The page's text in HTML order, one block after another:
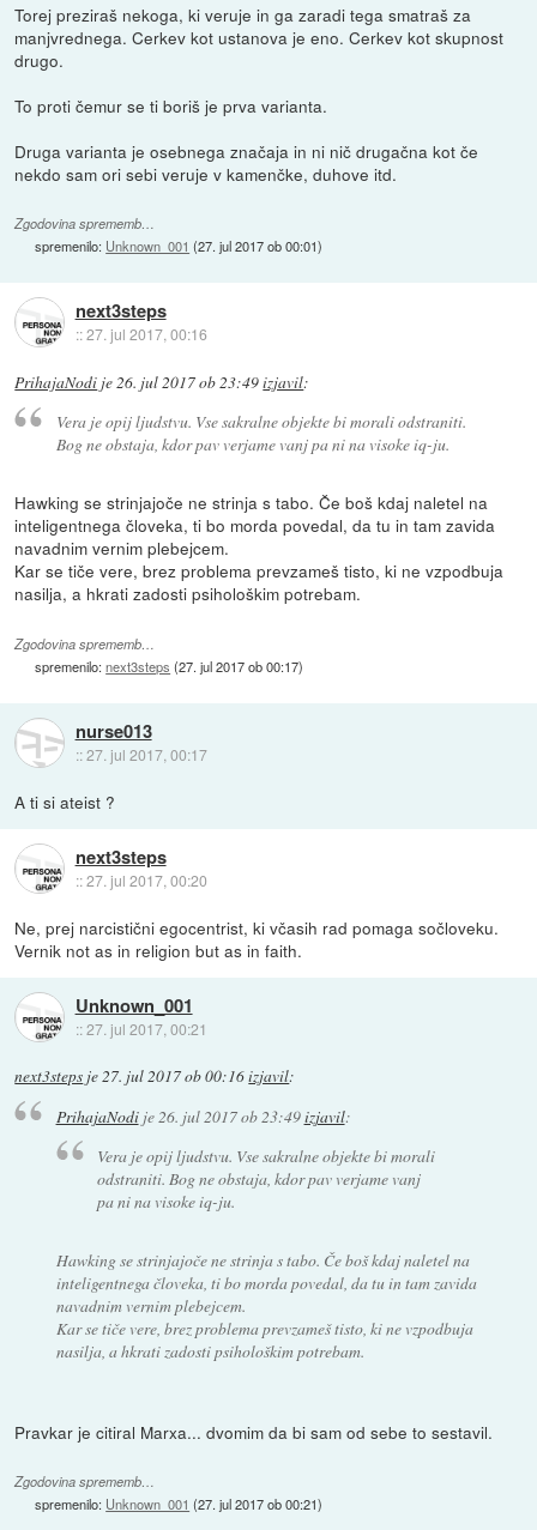
Torej preziraš nekoga, ki veruje in ga zaradi tega smatraš za
manjvrednega. Cerkev kot ustanova je eno. Cerkev kot skupnost
drugo.
To proti čemur se ti boriš je prva varianta.
Druga varianta je osebnega značaja in ni nič drugačna kot če
nekdo sam ori sebi veruje v kamenčke, duhove itd.
Zgodovina sprememb…
spremenilo: Unknown_001 (27. jul 2017 ob 00:01)
next3steps
::27. jul 2017, 00:16
PrihajaNodi je26. jul 2017 ob 23:49izjavil:
Vera je opij ljudstvu. Vse sakralne objekte bi morali odstraniti.
Bog ne obstaja, kdor pav verjame vanj pa ni na visoke iq-ju.
Hawking se strinjajoče ne strinja s tabo. Če boš kdaj naletel na
inteligentnega človeka, ti bo morda povedal, da tu in tam zavida
navadnim vernim plebejcem.
Kar se tiče vere, brez problema prevzameš tisto, ki ne vzpodbuja
nasilja, a hkrati zadosti psihološkim potrebam.
Zgodovina sprememb…
spremenilo:next3steps (27. jul 2017 ob 00:17)
nurse013
::27. jul 2017, 00:17
A ti si ateist ?
next3steps
::27. jul 2017, 00:20
Ne, prej narcistični egocentrist, ki včasih rad pomaga sočloveku.
Vernik not as in religion but as in faith.
Unknown_001
::27. jul 2017, 00:21
next3steps je27. jul 2017 ob 00:16izjavil:
PrihajaNodije26. jul 2017 ob 23:49izjavil:
Vera je opij ljudstvu. Vse sakralne objekte bi morali
odstraniti. Bog ne obstaja, kdor pav verjame vanj
pa ni na visoke iq-ju.
Hawking se strinjajoče ne strinja s tabo. Če boš kdaj naletel na
inteligentnega človeka, ti bo morda povedal, da tu in tam zavida
navadnim vernim plebejcem.
Kar se tiče vere, brez problema prevzameš tisto, ki ne vzpodbuja
nasilja, a hkrati zadosti psihološkim potrebam.
Pravkar je citiral Marxa... dvomim da bi sam od sebe to sestavil.
Zgodovina sprememb…
spremenilo: Unknown_001 (27. jul 2017 ob 00:21)